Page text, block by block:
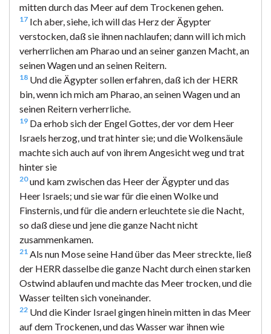
mitten durch das Meer auf dem Trockenen gehen.
17 Ich aber, siehe, ich will das Herz der Ägypter
verstocken, daß sie ihnen nachlaufen; dann will ich mich
verherrlichen am Pharao und an seiner ganzen Macht, an
seinen Wagen und an seinen Reitern.
18 Und die Ägypter sollen erfahren, daß ich der HERR
bin, wenn ich mich am Pharao, an seinen Wagen und an
seinen Reitern verherrliche.
19 Da erhob sich der Engel Gottes, der vor dem Heer
Israels herzog, und trat hinter sie; und die Wolkensäule
machte sich auch auf von ihrem Angesicht weg und trat
hinter sie
20und kam zwischen das Heer der Ägypter und das
Heer Israels; und sie war für die einen Wolke und
Finsternis, und für die andern erleuchtete sie die Nacht,
so daß diese und jene die ganze Nacht nicht
zusammenkamen.
21 Als nun Mose seine Hand über das Meer streckte, ließ
der HERR dasselbe die ganze Nacht durch einen starken
Ostwind ablaufen und machte das Meer trocken, und die
Wasser teilten sich voneinander.
22 Und die Kinder Israel gingen hinein mitten in das Meer
auf dem Trockenen, und das Wasser war ihnen wie